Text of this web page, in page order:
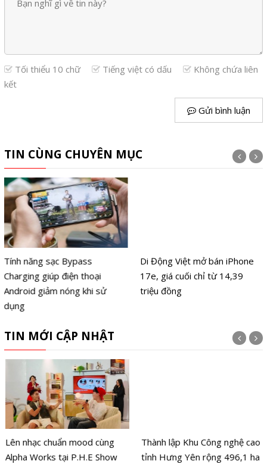
Tối thiểu 10 chữ Tiếng việt có dấu
Không chứa liên
kết
Gửi bình luận
TIN CÙNG CHUYÊN MỤC
Tính năng sạc Bypass
Charging giúp điện thoại
Android giảm nóng khi sử
dụng
Di Động Việt mở bán iPhone
17e, giá cuối chỉ từ 14,39
triệu đồng
TIN MỚI CẬP NHẬT
Lên nhạc chuẩn mood cùng
Alpha Works tại P.H.E Show
Thành lập Khu Công nghệ cao
tỉnh Hưng Yên rộng 496,1 ha